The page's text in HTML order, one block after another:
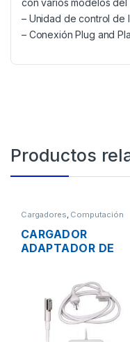
– Unidad de control de
– Conexión Plug and
Productos
Cargadores, Computación
CARGADOR
ADAPTADOR DE
MAGSAFE 16.5V
3.65A 60W
ORIGINAL + CABLE
DE PODER